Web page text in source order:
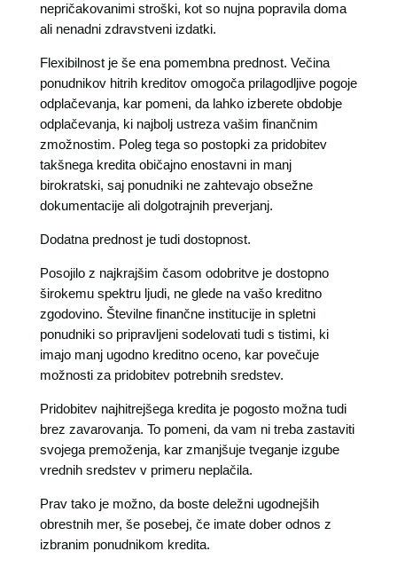
nepričakovanimi stroški, kot so nujna popravila doma
ali nenadni zdravstveni izdatki.
Flexibilnost je še ena pomembna prednost. Večina
ponudnikov hitrih kreditov omogoča prilagodljive pogoje
odplačevanja, kar pomeni, da lahko izberete obdobje
odplačevanja, ki najbolj ustreza vašim finančnim
zmožnostim. Poleg tega so postopki za pridobitev
takšnega kredita običajno enostavni in manj
birokratski, saj ponudniki ne zahtevajo obsežne
dokumentacije ali dolgotrajnih preverjanj.
Dodatna prednost je tudi dostopnost.
Posojilo z najkrajšim časom odobritve je dostopno
širokemu spektru ljudi, ne glede na vašo kreditno
zgodovino. Številne finančne institucije in spletni
ponudniki so pripravljeni sodelovati tudi s tistimi, ki
imajo manj ugodno kreditno oceno, kar povečuje
možnosti za pridobitev potrebnih sredstev.
Pridobitev najhitrejšega kredita je pogosto možna tudi
brez zavarovanja. To pomeni, da vam ni treba zastaviti
svojega premoženja, kar zmanjšuje tveganje izgube
vrednih sredstev v primeru neplačila.
Prav tako je možno, da boste deležni ugodnejših
obrestnih mer, še posebej, če imate dober odnos z
izbranim ponudnikom kredita.